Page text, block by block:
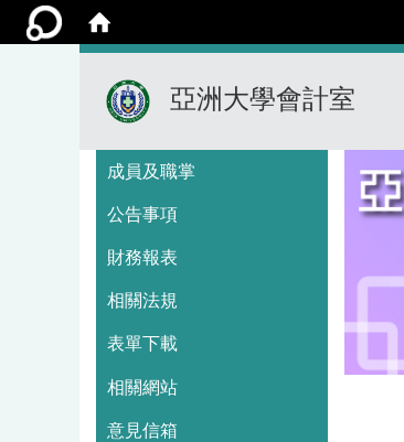
亞洲大學會計室
成員及職掌
公告事項
財務報表
相關法規
表單下載
相關網站
意見信箱